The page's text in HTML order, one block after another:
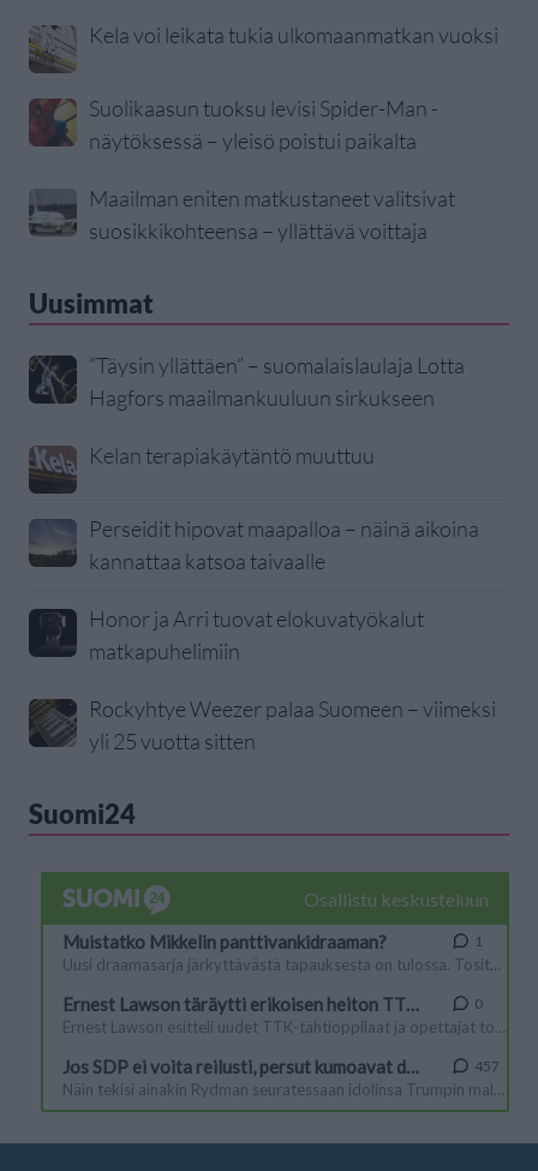
Kela voi leikata tukia ulkomaanmatkan vuoksi
Suolikaasun tuoksu levisi Spider-Man -
näytöksessä – yleisö poistui paikalta
Maailman eniten matkustaneet valitsivat
suosikkikohteensa – yllättävä voittaja
Uusimmat
”Täysin yllättäen” – suomalaislaulaja Lotta
Hagfors maailmankuuluun sirkukseen
Kelan terapiakäytäntö muuttuu
Perseidit hipovat maapalloa – näinä aikoina
kannattaa katsoa taivaalle
Honor ja Arri tuovat elokuvatyökalut
matkapuhelimiin
Rockyhtye Weezer palaa Suomeen – viimeksi
yli 25 vuotta sitten
Suomi24